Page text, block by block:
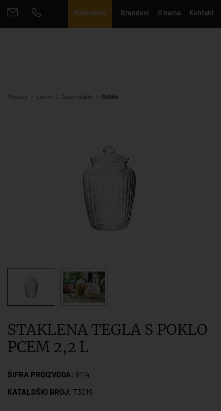
Reference Brendovi O nama Kontakt
Mayoko Leone Čaše i staklo Ostalo
STAKLENA TEGLA S POKLO
PCEM 2,2 L
ŠIFRA PROIZVODA: 8114
KATALOŠKI BROJ: T3019